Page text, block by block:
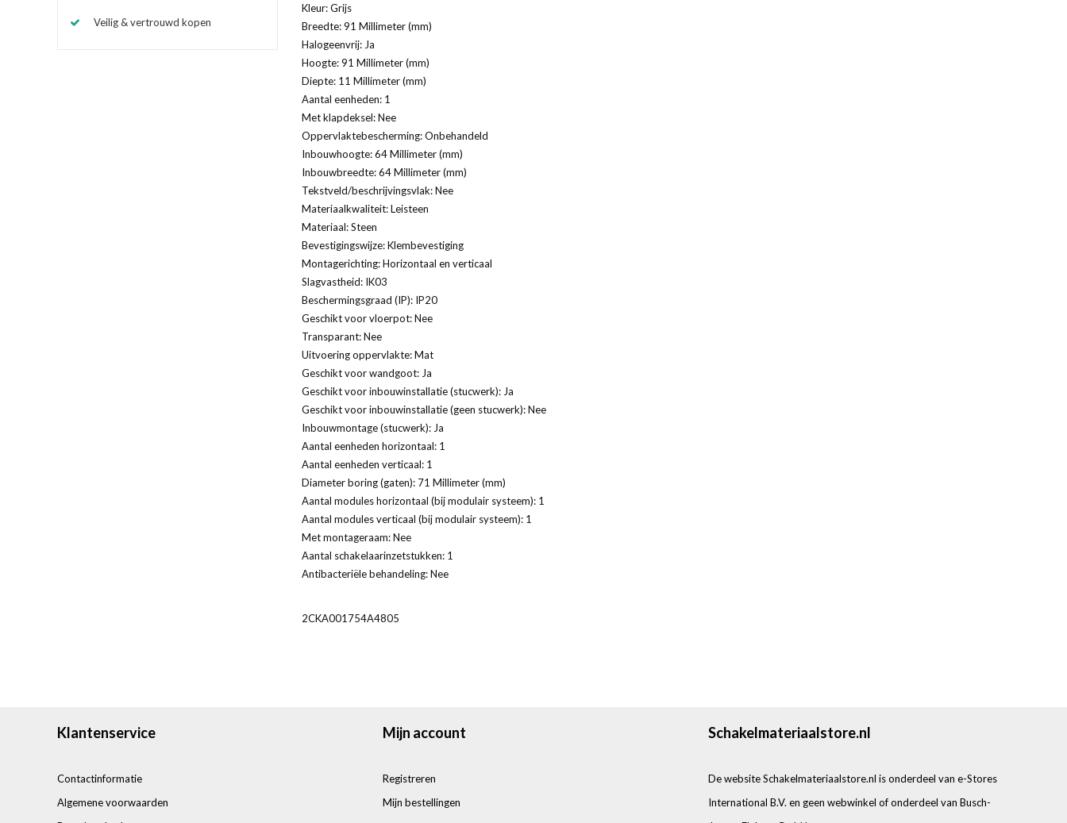
Veilig & vertrouwd kopen
Kleur: Grijs
Breedte: 91 Millimeter (mm)
Halogeenvrij: Ja
Hoogte: 91 Millimeter (mm)
Diepte: 11 Millimeter (mm)
Aantal eenheden: 1
Met klapdeksel: Nee
Oppervlaktebescherming: Onbehandeld
Inbouwhoogte: 64 Millimeter (mm)
Inbouwbreedte: 64 Millimeter (mm)
Tekstveld/beschrijvingsvlak: Nee
Materiaalkwaliteit: Leisteen
Materiaal: Steen
Bevestigingswijze: Klembevestiging
Montagerichting: Horizontaal en verticaal
Slagvastheid: IK03
Beschermingsgraad (IP): IP20
Geschikt voor vloerpot: Nee
Transparant: Nee
Uitvoering oppervlakte: Mat
Geschikt voor wandgoot: Ja
Geschikt voor inbouwinstallatie (stucwerk): Ja
Geschikt voor inbouwinstallatie (geen stucwerk): Nee
Inbouwmontage (stucwerk): Ja
Aantal eenheden horizontaal: 1
Aantal eenheden verticaal: 1
Diameter boring (gaten): 71 Millimeter (mm)
Aantal modules horizontaal (bij modulair systeem): 1
Aantal modules verticaal (bij modulair systeem): 1
Met montageraam: Nee
Aantal schakelaarinzetstukken: 1
Antibacteriële behandeling: Nee
2CKA001754A4805
Klantenservice
Contactinformatie
Algemene voorwaarden
Mijn account
Registreren
Mijn bestellingen
Schakelmateriaalstore.nl
De website Schakelmateriaalstore.nl is onderdeel van e-Stores
International B.V. en geen webwinkel of onderdeel van Busch-